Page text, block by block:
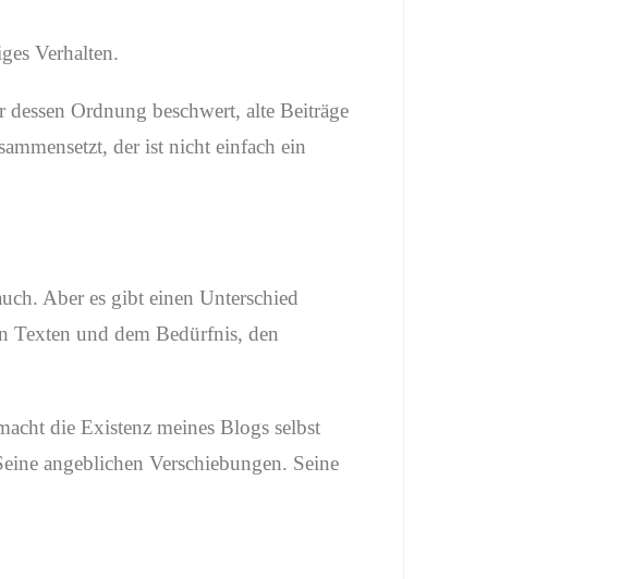
Verhalten.
Ordnung beschwert, alte Beiträge
der ist nicht einfach ein
Aber es gibt einen Unterschied
Texten und dem Bedürfnis, den
die Existenz meines Blogs selbst
angeblichen Verschiebungen. Seine